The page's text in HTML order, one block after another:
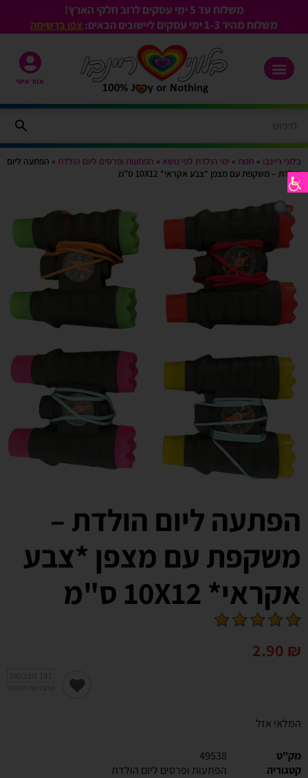
משלוח עד 5 ימי עסקים לרוב חלקי הארץ!
משלוח מהיר 1-3
ימי עסקים ליישובים הבאים: צפו ברשימה
אזור אישי
בלוני ריינבו » חנות » ימי הולדת לפי נושא » הפתעות ופרסים ליום הולדת » הפתעה ליום
הולדת – משקפת עם מצפן *צבע אקראי* 10X12 ס”מ
הפתעה ליום הולדת –
משקפת עם מצפן *צבע
אקראי* 10X12 ס"מ
2.90 ₪
המלאי אזל
מק"ט
49538
קטגוריה
הפתעות ופרסים ליום הולדת